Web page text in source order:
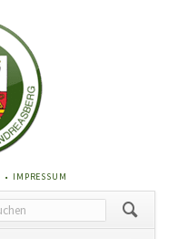
IMPRESSUM